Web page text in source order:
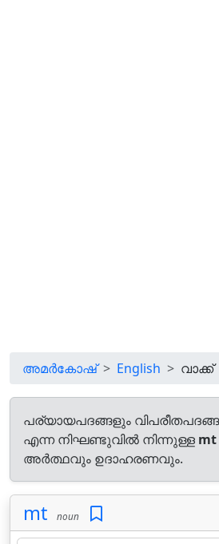
അമർകോഷ് English വാക്ക്
പര്യായപദങ്ങളും
എന്ന നിഘണ്ടുവിൽ നിന്നുള്ള mt
അർത്ഥവും ഉദാഹരണവും.
mt noun